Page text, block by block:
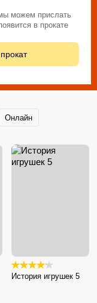
можем прислать
в прокате
Онлайн
История игрушек 5